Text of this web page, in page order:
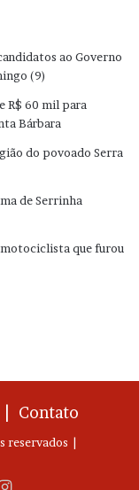
ao Governo
(9)
R$ 60 mil para
Bárbara
do povoado Serra
de Serrinha
que furou
Contato
reservados |